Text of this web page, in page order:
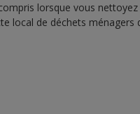
lorsque vous
local de déchets